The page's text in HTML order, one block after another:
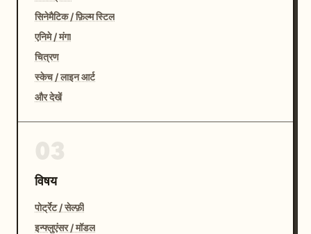
सिनेमैटिक / फ़िल्म स्टिल
एनिमे / मंगा
चित्रण
स्केच / लाइन आर्ट
और देखें
विषय
पोर्ट्रेट / सेल्फ़ी
इन्फ्लुएंसर / मॉडल